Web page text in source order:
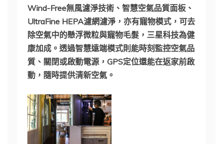
Wind-Free無風濾淨技術、智慧空氣品質面板、
UltraFine HEPA濾網濾淨，亦有寵物模式，可去
除空氣中的懸浮微粒與寵物毛髮，三星科技為健
康加成。透過智慧遠端模式則能時刻監控空氣品
質、關閉或啟動電源，GPS定位還能在返家前啟
動，隨時提供清新空氣。